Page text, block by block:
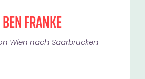
BEN FRANKE
Wien nach Saarbrücken